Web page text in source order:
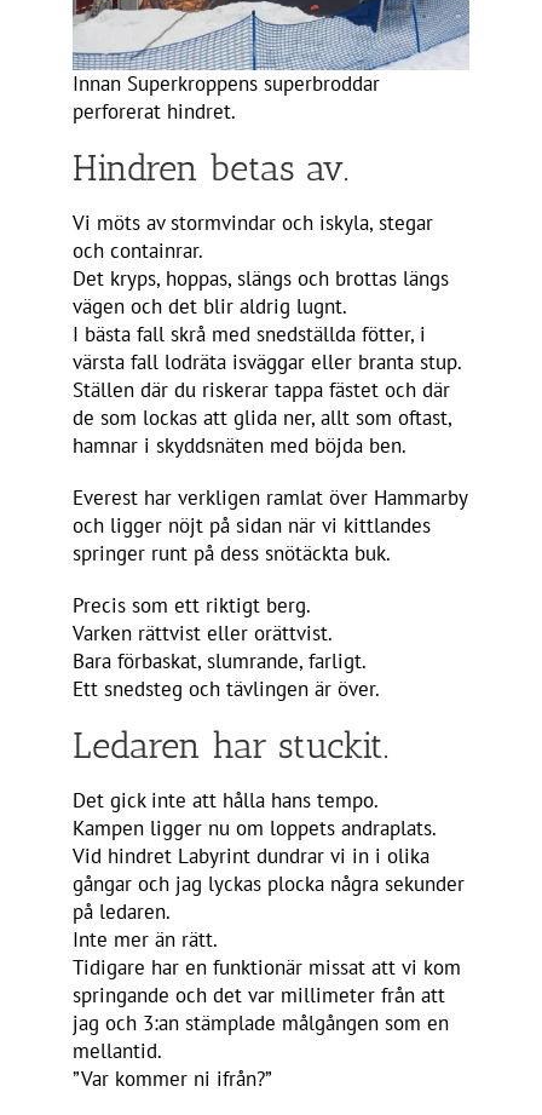
Innan Superkroppens superbroddar
perforerat hindret.
Hindren betas av.
Vi möts av stormvindar och iskyla, stegar
och containrar.
Det kryps, hoppas, slängs och brottas längs
vägen och det blir aldrig lugnt.
I bästa fall skrå med snedställda fötter, i
värsta fall lodräta isväggar eller branta stup.
Ställen där du riskerar tappa fästet och där
de som lockas att glida ner, allt som oftast,
hamnar i skyddsnäten med böjda ben.
Everest har verkligen ramlat över Hammarby
och ligger nöjt på sidan när vi kittlandes
springer runt på dess snötäckta buk.
Precis som ett riktigt berg.
Varken rättvist eller orättvist.
Bara förbaskat, slumrande, farligt.
Ett snedsteg och tävlingen är över.
Ledaren har stuckit.
Det gick inte att hålla hans tempo.
Kampen ligger nu om loppets andraplats.
Vid hindret Labyrint dundrar vi in i olika
gångar och jag lyckas plocka några sekunder
på ledaren.
Inte mer än rätt.
Tidigare har en funktionär missat att vi kom
springande och det var millimeter från att
jag och 3:an stämplade målgången som en
mellantid.
”Var kommer ni ifrån?”